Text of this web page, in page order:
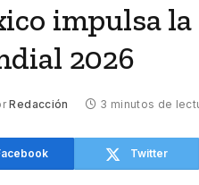
impulsa
2026
Redacción 3 minutos de
Twitter